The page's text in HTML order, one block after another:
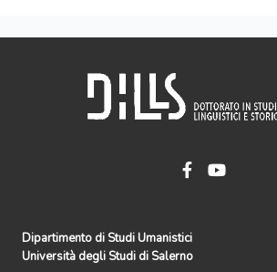
Dipartimento di Studi Umanistici
Università degli Studi di Salerno